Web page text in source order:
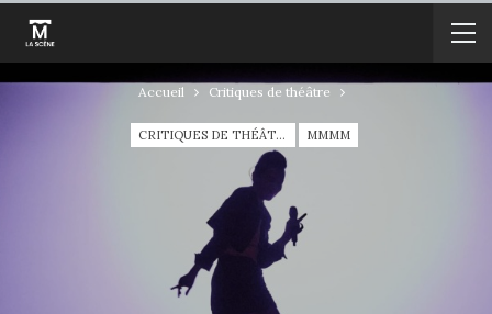
Accueil Critiques de théâtre
CRITIQUES DE THÉÂTRE MMMM